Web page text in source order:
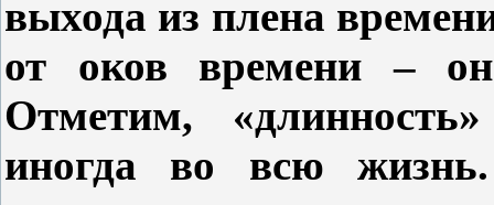
выхода из плена
от оков времени –
Отметим,
иногда во всю